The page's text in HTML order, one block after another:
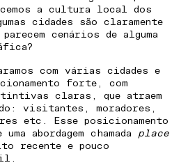
a cultura local dos
cidades são claramente
cenários de alguma
com várias cidades e
forte, com
claras, que atraem
visitantes, moradores,
etc. Esse posicionamento
abordagem chamada place
recente e pouco